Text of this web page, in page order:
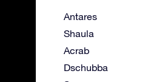
Antares
Shaula
Acrab
Dschubba